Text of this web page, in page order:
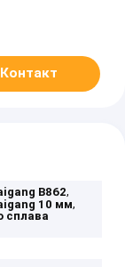
Контакт
B862,
10 мм,
сплава